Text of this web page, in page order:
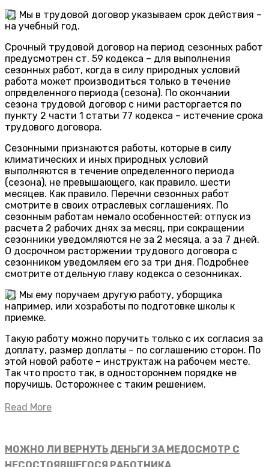
. Мы в трудовой договор указываем срок действия –
на учебный год.
Срочный трудовой договор на период сезонных работ
предусмотрен ст. 59 кодекса – для выполнения
сезонных работ, когда в силу природных условий
работа может производиться только в течение
определенного периода (сезона). По окончании
сезона трудовой договор с ними расторгается по
пункту 2 части 1 статьи 77 кодекса – истечение срока
трудового договора.
Сезонными признаются работы, которые в силу
климатических и иных природных условий
выполняются в течение определенного периода
(сезона), не превышающего, как правило, шести
месяцев. Как правило. Перечни сезонных работ
смотрите в своих отраслевых соглашениях. По
сезонным работам немало особенностей: отпуск из
расчета 2 рабочих днях за месяц, при сокращении
сезонники уведомляются не за 2 месяца, а за 7 дней.
О досрочном расторжении трудового договора с
сезонником уведомляем его за три дня. Подробнее
смотрите отдельную главу кодекса о сезонниках.
. Мы ему поручаем другую работу, уборщика
например, или хозработы по подготовке школы к
приемке.
Такую работу можно поручить только с их согласия за
доплату, размер доплаты – по соглашению сторон. По
этой новой работе – инструктаж на рабочем месте.
Так что просто так, в одностороннем порядке не
поручишь. Осторожнее с таким решением.
Read More
МОЖНО ЛИ ВЕРНУТЬ ДЕНЬГИ ЗА МЕДОСМОТР С